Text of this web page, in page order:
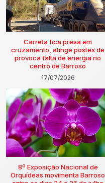
Carreta fica presa em
cruzamento, atinge postes de
provoca falta de energia no
centro de Barroso
17/07/2026
8º Exposição Nacional de
Orquídeas movimenta Barroso